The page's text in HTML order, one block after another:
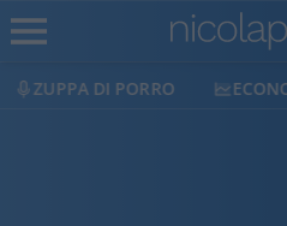
ECONOMIA LIBERILIBRI